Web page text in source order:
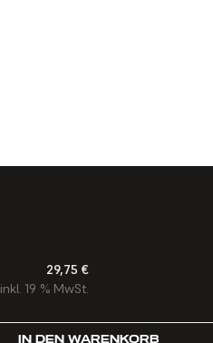
29,75 €
inkl. 19 % MwSt.
IN DEN WARENKORB